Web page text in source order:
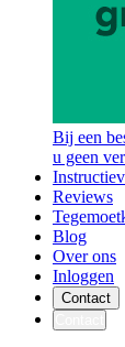
Bij een
u geen
Reviews
Blog
Over ons
Inloggen
Contact